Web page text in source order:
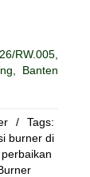
RW.005,
Banten
/
Tags:
burner di